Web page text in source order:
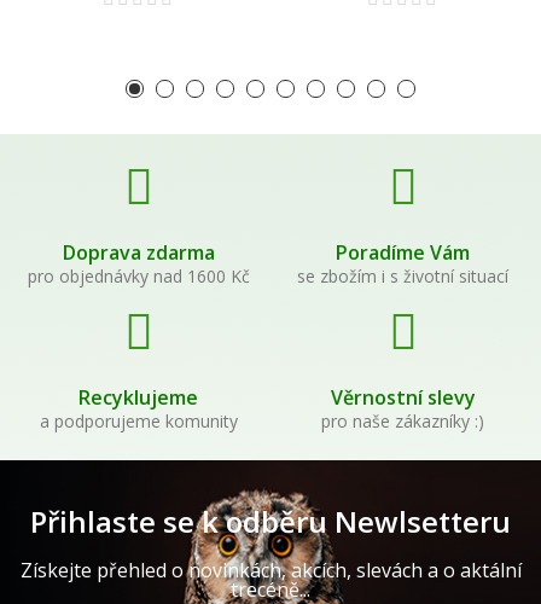
Doprava zdarma
pro objednávky nad 1600 Kč
Poradíme Vám
se zbožím i s životní situací
Recyklujeme
a podporujeme komunity
Věrnostní slevy
pro naše zákazníky :)
Přihlaste se k odběru Newlsetteru
Získejte přehled o novinkách, akcích, slevách a o aktální
trecéně...